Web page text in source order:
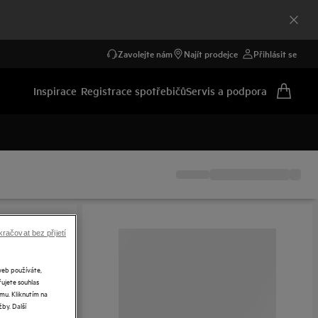
Zavolejte nám Najít prodejce Přihlásit se
Inspirace Registrace spotřebičůServis a podpora
používáte,
souhlas
Kliknutím na
Další
bez přijetí